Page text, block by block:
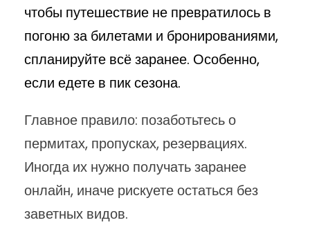
чтобы путешествие не превратилось в
погоню за билетами и бронированиями,
спланируйте всё заранее. Особенно,
если едете в пик сезона.
Главное правило: позаботьтесь о
пермитах, пропусках, резервациях.
Иногда их нужно получать заранее
онлайн, иначе рискуете остаться без
заветных видов.